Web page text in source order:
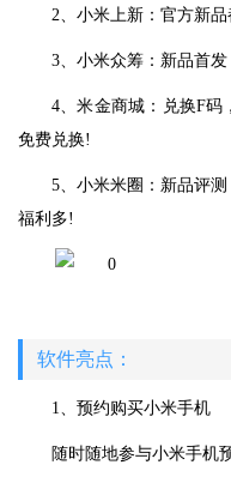
2、小米上新：官方新
3、小米众筹：新品首
4、米金商城：兑换F码
免费兑换!
5、小米米圈：新品评
福利多!
软件亮点：
1、预约购买小米手机
随时随地参与小米手机